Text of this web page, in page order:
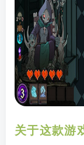
关于这款游